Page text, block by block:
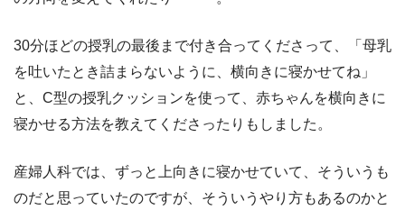
30分ほどの授乳の最後まで付き合ってくださって、「母乳
を吐いたとき詰まらないように、横向きに寝かせてね」
と、C型の授乳クッションを使って、赤ちゃんを横向きに
寝かせる方法を教えてくださったりもしました。
産婦人科では、ずっと上向きに寝かせていて、そういうも
のだと思っていたのですが、そういうやり方もあるのかと